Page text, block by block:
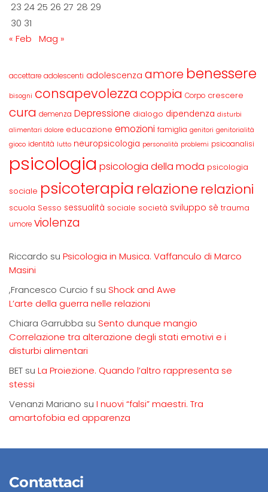
23 24 25 26 27 28 29
30 31
« Feb
Mag »
accettare adolescenti adolescenza amore benessere
bisogni consapevolezzacoppia Corpo crescere
cura demenza Depressione dialogo dipendenza disturbi
alimentari dolore educazione emozioni famiglia genitori genitorialità
gioco identità lutto neuropsicologia personalità problemi psicoanalisi
psicologia psicologia della moda psicologia
sociale psicoterapia relazione relazioni
scuola Sesso sessualità sociale società sviluppo sè trauma
umore violenza
Riccardo su Psicologia in Musica. Vaffanculo di Marco
Masini
,Francesco Curcio f su Shock and Awe
L’arte della guerra nelle relazioni
Chiara Garrubba su Sento dunque mangio
Correlazione tra alterazione degli stati emotivi e i
disturbi alimentari
BET su La Proiezione. Quando l’altro rappresenta se
stessi
Venanzi Mariano su I nuovi “falsi” maestri. Tra
amartofobia ed apparenza
Contattaci